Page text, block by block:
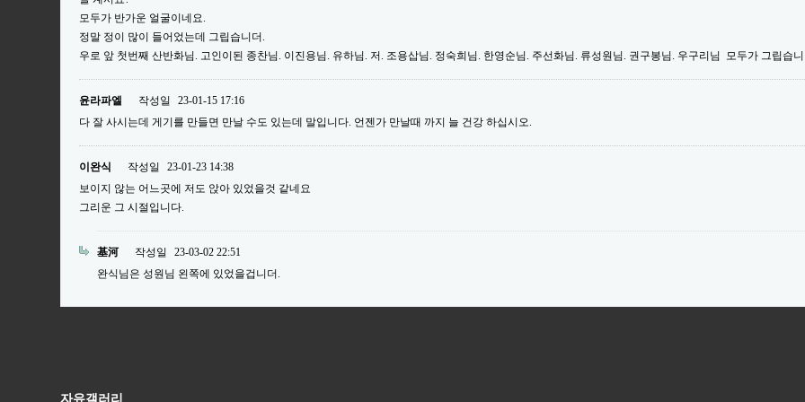
모두가 반가운 얼굴이네요.
정말 정이 많이 들어었는데 그립습니더.
우로 앞 첫번째 산반화님. 고인이된 종찬님. 이진용님. 유하님. 저. 조용삽님. 정숙희님. 한영순님. 주선화님. 류성원님. 권구봉님. 우구리님 모두가 그립습
윤라파엘 작성일
23-01-15 17:16
다 잘 사시는데 게기를 만들면 만날 수도 있는데 말입니다. 언젠가 만날때 까지 늘 건강 하십시오.
이완식 작성일
23-01-23 14:38
보이지 않는 어느곳에 저도 앉아 있었을것 같네요
그리운 그 시절입니다.
基河 작성일
23-03-02 22:51
완식님은 성원님 왼쪽에 있었을겁니더.
자유갤러리